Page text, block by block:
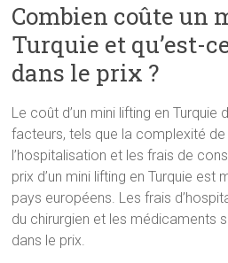
Combien coûte un
Turquie et qu’est-
dans le prix ?
Le coût d’un mini lifting en Turquie
facteurs, tels que la complexité de
l’hospitalisation et les frais de
prix d’un mini lifting en Turquie est
pays européens. Les frais
du chirurgien et les médicaments
dans le prix.